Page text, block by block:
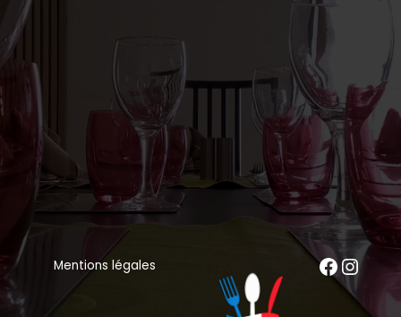
Mentions légales